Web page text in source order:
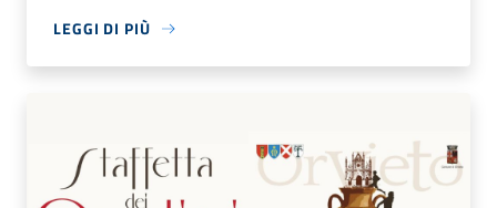
LEGGI DI PIÙ